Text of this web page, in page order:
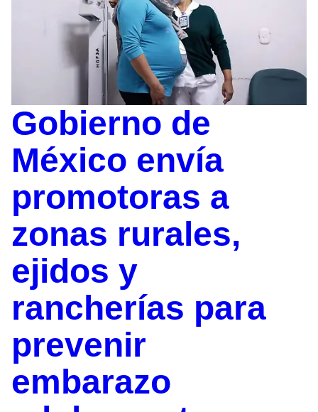
Gobierno de
México envía
promotoras a
zonas rurales,
ejidos y
rancherías para
prevenir
embarazo